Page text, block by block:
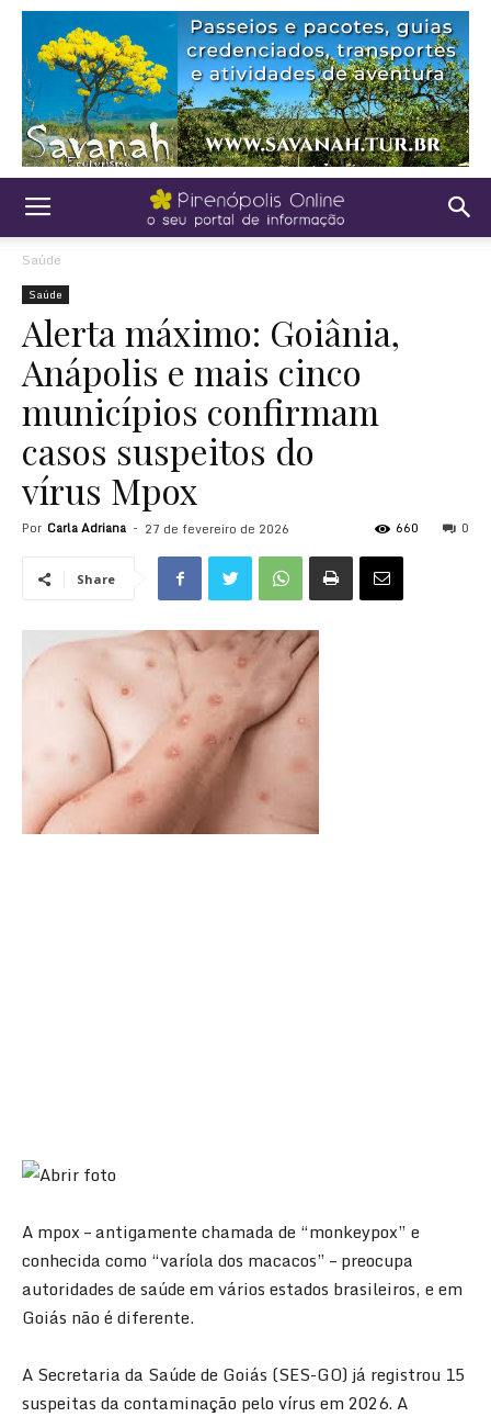
Saúde
Saúde
Alerta máximo: Goiânia,
Anápolis e mais cinco
municípios confirmam
casos suspeitos do
vírus Mpox
Por Carla Adriana - 27 de fevereiro de 2026 0
660
Share
A mpox – antigamente chamada de “monkeypox” e
conhecida como “varíola dos macacos” – preocupa
autoridades de saúde em vários estados brasileiros, e em
Goiás não é diferente.
A Secretaria da Saúde de Goiás (SES-GO) já registrou 15
suspeitas da contaminação pelo vírus em 2026. A